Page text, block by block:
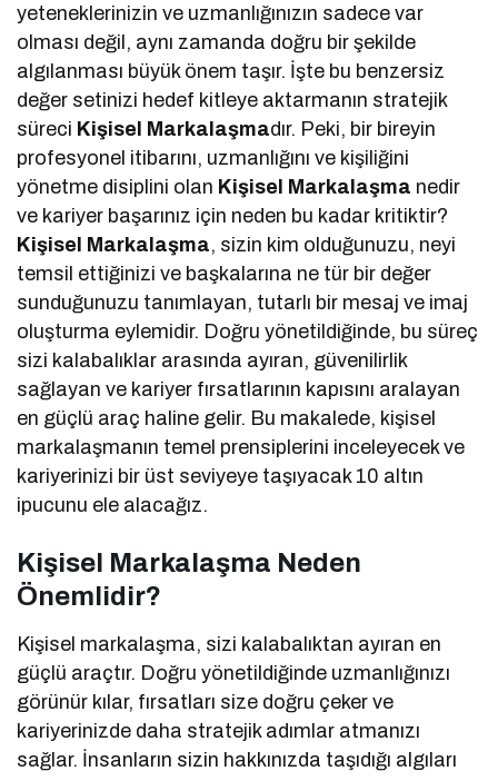
yeteneklerinizin ve uzmanlığınızın sadece var
olması değil, aynı zamanda doğru bir şekilde
algılanması büyük önem taşır. İşte bu benzersiz
değer setinizi hedef kitleye aktarmanın stratejik
süreci Kişisel Markalaşmadır. Peki, bir bireyin
profesyonel itibarını, uzmanlığını ve kişiliğini
yönetme disiplini olan Kişisel Markalaşma nedir
ve kariyer başarınız için neden bu kadar kritiktir?
Kişisel Markalaşma, sizin kim olduğunuzu, neyi
temsil ettiğinizi ve başkalarına ne tür bir değer
sunduğunuzu tanımlayan, tutarlı bir mesaj ve imaj
oluşturma eylemidir. Doğru yönetildiğinde, bu süreç
sizi kalabalıklar arasında ayıran, güvenilirlik
sağlayan ve kariyer fırsatlarının kapısını aralayan
en güçlü araç haline gelir. Bu makalede, kişisel
markalaşmanın temel prensiplerini inceleyecek ve
kariyerinizi bir üst seviyeye taşıyacak 10 altın
ipucunu ele alacağız.
Kişisel Markalaşma Neden
Önemlidir?
Kişisel markalaşma, sizi kalabalıktan ayıran en
güçlü araçtır. Doğru yönetildiğinde uzmanlığınızı
görünür kılar, fırsatları size doğru çeker ve
kariyerinizde daha stratejik adımlar atmanızı
sağlar. İnsanların sizin hakkınızda taşıdığı algıları